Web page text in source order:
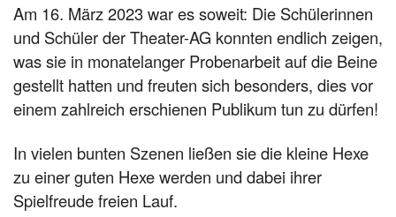
Am 16. März 2023 war es soweit: Die Schülerinnen
und Schüler der Theater-AG konnten endlich zeigen,
was sie in monatelanger Probenarbeit auf die Beine
gestellt hatten und freuten sich besonders, dies vor
einem zahlreich erschienen Publikum tun zu dürfen!
In vielen bunten Szenen ließen sie die kleine Hexe
zu einer guten Hexe werden und dabei ihrer
Spielfreude freien Lauf.